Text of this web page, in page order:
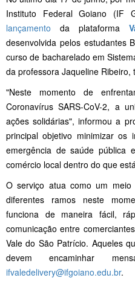
Instituto Federal Goiano (IF
lançamento da plataforma
desenvolvida pelos estudantes
curso de bacharelado em
da professora Jaqueline Ribeiro,
"Neste momento de
Coronavírus SARS-CoV-2, a
ações solidárias", informou a
principal objetivo minimizar os
emergência de saúde pública
comércio local dentro do que
O serviço atua como um
diferentes ramos neste
funciona de maneira fácil,
comunicação entre
Vale do São Patrício. Aqueles
devem encaminhar
ifvaledelivery@ifgoiano.edu.br.